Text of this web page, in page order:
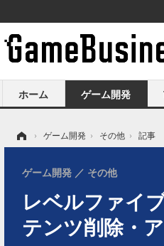
ホーム ゲーム開発
› ゲーム開発 › その他 › 記事
レベルファイ
テンツ削除・
ゲーム開発 その他